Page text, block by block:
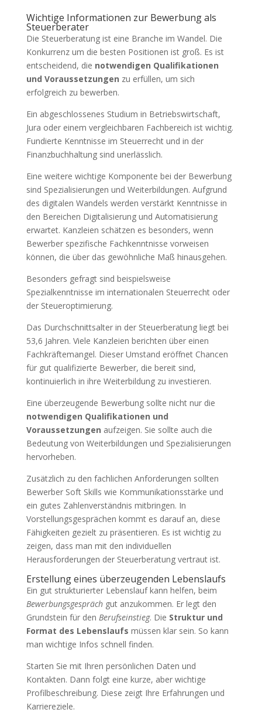
Wichtige Informationen zur Bewerbung als
Steuerberater
Die Steuerberatung ist eine Branche im Wandel. Die
Konkurrenz um die besten Positionen ist groß. Es ist
entscheidend, die notwendigen Qualifikationen
und Voraussetzungen zu erfüllen, um sich
erfolgreich zu bewerben.
Ein abgeschlossenes Studium in Betriebswirtschaft,
Jura oder einem vergleichbaren Fachbereich ist wichtig.
Fundierte Kenntnisse im Steuerrecht und in der
Finanzbuchhaltung sind unerlässlich.
Eine weitere wichtige Komponente bei der Bewerbung
sind Spezialisierungen und Weiterbildungen. Aufgrund
des digitalen Wandels werden verstärkt Kenntnisse in
den Bereichen Digitalisierung und Automatisierung
erwartet. Kanzleien schätzen es besonders, wenn
Bewerber spezifische Fachkenntnisse vorweisen
können, die über das gewöhnliche Maß hinausgehen.
Besonders gefragt sind beispielsweise
Spezialkenntnisse im internationalen Steuerrecht oder
der Steueroptimierung.
Das Durchschnittsalter in der Steuerberatung liegt bei
53,6 Jahren. Viele Kanzleien berichten über einen
Fachkräftemangel. Dieser Umstand eröffnet Chancen
für gut qualifizierte Bewerber, die bereit sind,
kontinuierlich in ihre Weiterbildung zu investieren.
Eine überzeugende Bewerbung sollte nicht nur die
notwendigen Qualifikationen und
Voraussetzungen aufzeigen. Sie sollte auch die
Bedeutung von Weiterbildungen und Spezialisierungen
hervorheben.
Zusätzlich zu den fachlichen Anforderungen sollten
Bewerber Soft Skills wie Kommunikationsstärke und
ein gutes Zahlenverständnis mitbringen. In
Vorstellungsgesprächen kommt es darauf an, diese
Fähigkeiten gezielt zu präsentieren. Es ist wichtig zu
zeigen, dass man mit den individuellen
Herausforderungen der Steuerberatung vertraut ist.
Erstellung eines überzeugenden Lebenslaufs
Ein gut strukturierter Lebenslauf kann helfen, beim
Bewerbungsgesprächgut anzukommen. Er legt den
Grundstein für den Berufseinstieg. Die Struktur und
Format des Lebenslaufs müssen klar sein. So kann
man wichtige Infos schnell finden.
Starten Sie mit Ihren persönlichen Daten und
Kontakten. Dann folgt eine kurze, aber wichtige
Profilbeschreibung. Diese zeigt Ihre Erfahrungen und
Karriereziele.